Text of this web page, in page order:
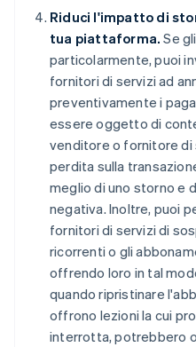
Riduci l'impatto di
tua piattaforma. Se
particolarmente, puoi
fornitori di servizi ad
preventivamente i
essere oggetto di
venditore o fornitore di
perdita sulla
meglio di uno storno e
negativa. Inoltre, puoi
fornitori di servizi di
ricorrenti o gli
offrendo loro in tal
quando ripristinare
offrono lezioni la cui
interrotta, potrebbero